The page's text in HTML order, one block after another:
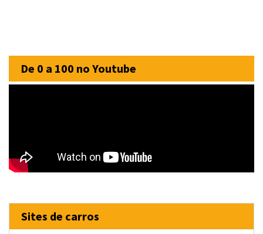
De 0 a 100 no Youtube
Sites de carros